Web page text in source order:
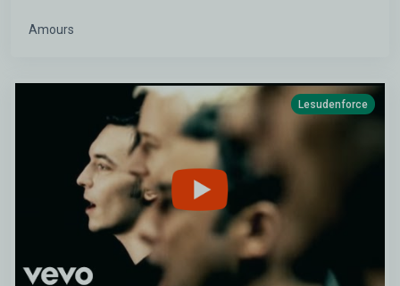
Amours
Lesudenforce